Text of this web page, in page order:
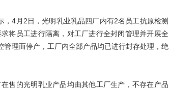
4月2日，光明乳业乳品四厂内有2名员工抗原检测
将员工进行隔离，对工厂进行全封闭管理并开展全
理而停产，工厂内全部产品均已进行封存处理，绝
的光明乳业产品均由其他工厂生产，不存在产品